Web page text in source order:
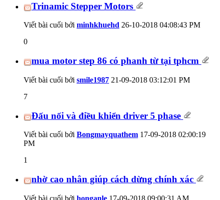
Trinamic Stepper Motors
Viết bài cuối bởi minhkhuehd 26-10-2018 04:08:43 PM
0
mua motor step 86 có phanh từ tại tphcm
Viết bài cuối bởi smile1987 21-09-2018 03:12:01 PM
7
Đấu nối và điều khiển driver 5 phase
Viết bài cuối bởi Bongmayquathem 17-09-2018 02:00:19
PM
1
nhờ cao nhân giúp cách dừng chính xác
Viết bài cuối bởi honganle 17-09-2018 09:00:31 AM